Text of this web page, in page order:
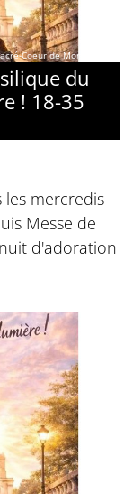
Coeur de Montmartre
du
! 18-35
mercredis
Messe de
d'adoration